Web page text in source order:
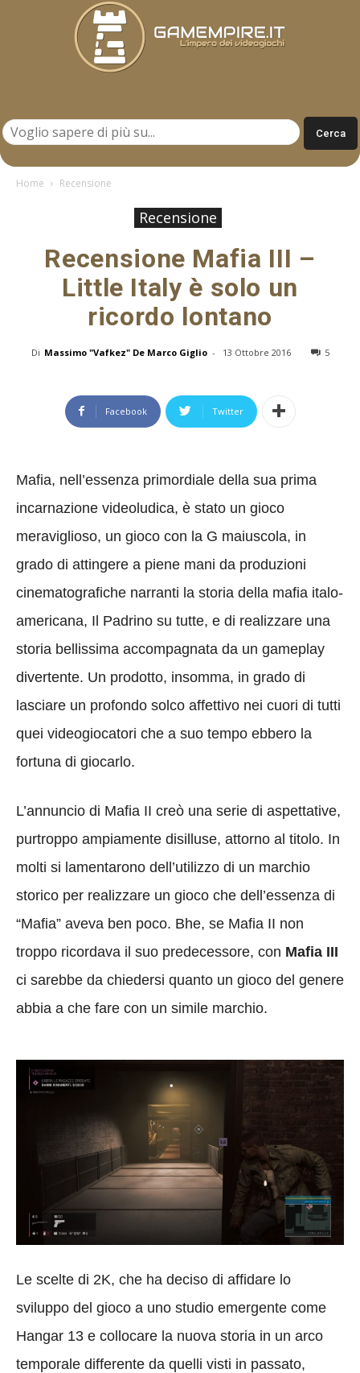
Home Recensione
Recensione
Recensione Mafia III –
Little Italy è solo un
ricordo lontano
Di Massimo "Vafkez" De Marco Giglio - 13 Ottobre 2016 5
Facebook Twitter
Mafia, nell’essenza primordiale della sua prima
incarnazione videoludica, è stato un gioco
meraviglioso, un gioco con la G maiuscola, in
grado di attingere a piene mani da produzioni
cinematografiche narranti la storia della mafia italo-
americana, Il Padrino su tutte, e di realizzare una
storia bellissima accompagnata da un gameplay
divertente. Un prodotto, insomma, in grado di
lasciare un profondo solco affettivo nei cuori di tutti
quei videogiocatori che a suo tempo ebbero la
fortuna di giocarlo.
L’annuncio di Mafia II creò una serie di aspettative,
purtroppo ampiamente disilluse, attorno al titolo. In
molti si lamentarono dell’utilizzo di un marchio
storico per realizzare un gioco che dell’essenza di
“Mafia” aveva ben poco. Bhe, se Mafia II non
troppo ricordava il suo predecessore, con Mafia III
ci sarebbe da chiedersi quanto un gioco del genere
abbia a che fare con un simile marchio.
Le scelte di 2K, che ha deciso di affidare lo
sviluppo del gioco a uno studio emergente come
Hangar 13 e collocare la nuova storia in un arco
temporale differente da quelli visti in passato,